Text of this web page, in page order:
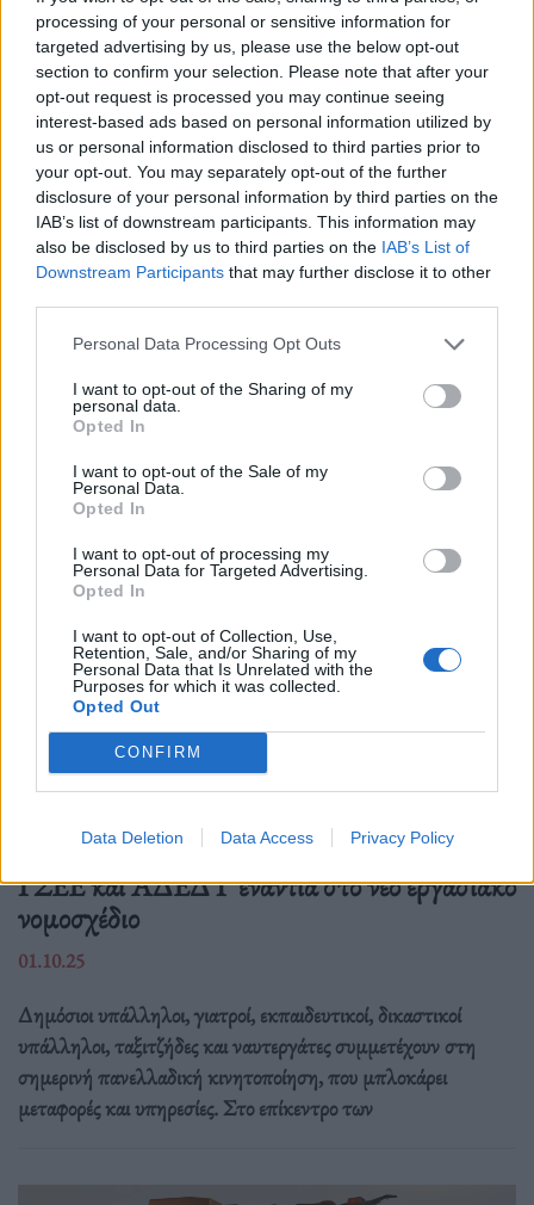
processing of your personal or sensitive information for
targeted advertising by us, please use the below opt-out
section to confirm your selection. Please note that after your
opt-out request is processed you may continue seeing
interest-based ads based on personal information utilized by
us or personal information disclosed to third parties prior to
your opt-out. You may separately opt-out of the further
disclosure of your personal information by third parties on the
IAB’s list of downstream participants. This information may
also be disclosed by us to third parties on the IAB’s List of
Downstream Participants that may further disclose it to other
Personal Data Processing Opt Outs
I want to opt-out of the Sharing of my
personal data.
Opted In
I want to opt-out of the Sale of my
Personal Data.
Opted In
I want to opt-out of processing my
Personal Data for Targeted Advertising.
Opted In
I want to opt-out of Collection, Use,
Retention, Sale, and/or Sharing of my
Personal Data that Is Unrelated with the
Purposes for which it was collected.
Opted Out
CONFIRM
Data Deletion Data Access Privacy Policy
Ελλάδα
Ώρα να μπερδευτούμε ξανά: Γυρίζουμε τα
ρολόγια μία ώρα πίσω γιατί… έτσι συνηθίσαμε
16.10.25
Την Κυριακή 26 Οκτωβρίου, στις 04:00 τα ξημερώματα, θα
ξαναζήσουμε το πιο παράλογο ευρωπαϊκό ραντεβού με τον
χρόνο: θα γυρίσουμε τα ρολόγια μας πίσω μία ώρα, για να
Παραλύει η χώρα από τη 24ωρη απεργία
ΓΣΕΕ και ΑΔΕΔΥ ενάντια στο νέο εργασιακό
νομοσχέδιο
01.10.25
Δημόσιοι υπάλληλοι, γιατροί, εκπαιδευτικοί, δικαστικοί
υπάλληλοι, ταξιτζήδες και ναυτεργάτες συμμετέχουν στη
σημερινή πανελλαδική κινητοποίηση, που μπλοκάρει
μεταφορές και υπηρεσίες. Στο επίκεντρο των